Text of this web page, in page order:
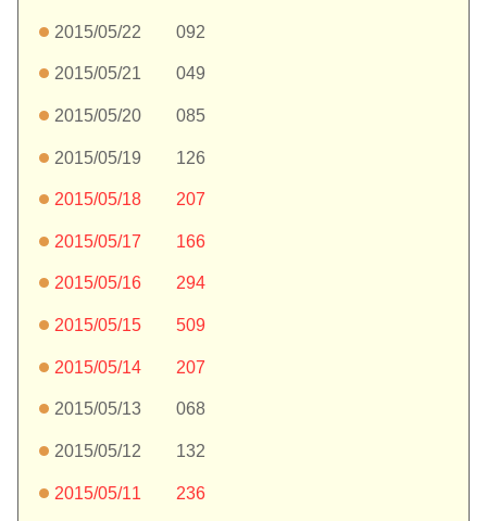
2015/05/22 092
2015/05/21 049
2015/05/20 085
2015/05/19 126
2015/05/18 207
2015/05/17 166
2015/05/16 294
2015/05/15 509
2015/05/14 207
2015/05/13 068
2015/05/12 132
2015/05/11 236